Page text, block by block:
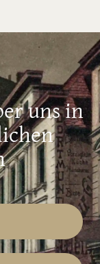
uns in